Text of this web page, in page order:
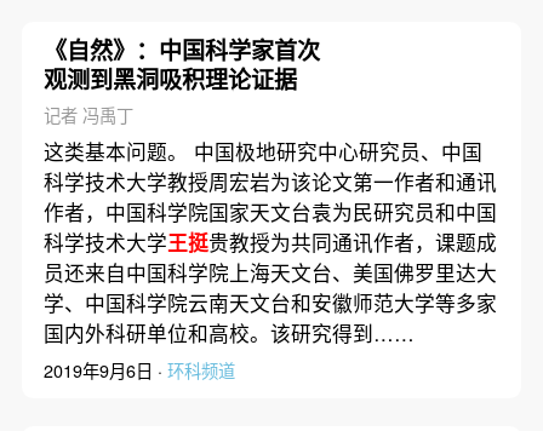
《自然》：中国科学家首次
观测到黑洞吸积理论证据
记者 冯禹丁
这类基本问题。 中国极地研究中心研究员、中国
科学技术大学教授周宏岩为该论文第一作者和通讯
作者，中国科学院国家天文台袁为民研究员和中国
科学技术大学王挺贵教授为共同通讯作者，课题成
员还来自中国科学院上海天文台、美国佛罗里达大
学、中国科学院云南天文台和安徽师范大学等多家
国内外科研单位和高校。该研究得到……
2019年9月6日 · 环科频道